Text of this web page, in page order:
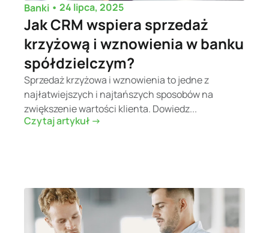
Banki • 24 lipca, 2025
Jak CRM wspiera sprzedaż
krzyżową i wznowienia w banku
spółdzielczym?
Sprzedaż krzyżowa i wznowienia to jedne z
najłatwiejszych i najtańszych sposobów na
zwiększenie wartości klienta. Dowiedz...
Czytaj artykuł ->